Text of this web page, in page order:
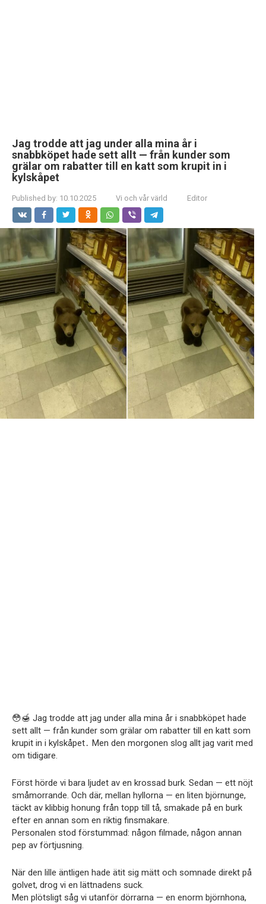
Jag trodde att jag under alla mina år i
snabbköpet hade sett allt — från kunder som
grälar om rabatter till en katt som krupit in i
kylskåpet
Published by: 10.10.2025 Vi och vår värld Editor
😳🍯 Jag trodde att jag under alla mina år i snabbköpet hade
sett allt — från kunder som grälar om rabatter till en katt som
krupit in i kylskåpet․ Men den morgonen slog allt jag varit med
om tidigare.
Först hörde vi bara ljudet av en krossad burk. Sedan — ett nöjt
småmorrande. Och där, mellan hyllorna — en liten björnungе,
täckt av klibbig honung från topp till tå, smakade på en burk
efter en annan som en riktig finsmakare.
Personalen stod förstummad: någon filmade, någon annan
pep av förtjusning.
När den lille äntligen hade ätit sig mätt och somnade direkt på
golvet, drog vi en lättnadens suck.
Men plötsligt såg vi utanför dörrarna — en enorm björnhona,